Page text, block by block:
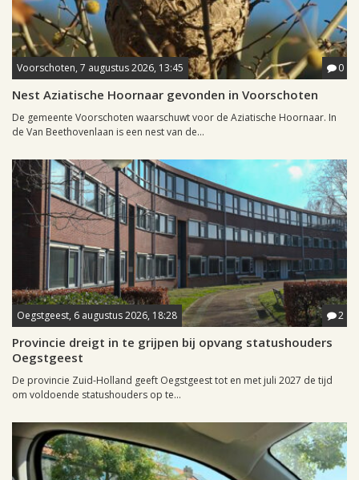
Voorschoten, 7 augustus 2026, 13:45 0
Nest Aziatische Hoornaar gevonden in Voorschoten
De gemeente Voorschoten waarschuwt voor de Aziatische Hoornaar. In
de Van Beethovenlaan is een nest van de...
Oegstgeest, 6 augustus 2026, 18:28 2
Provincie dreigt in te grijpen bij opvang statushouders
Oegstgeest
De provincie Zuid-Holland geeft Oegstgeest tot en met juli 2027 de tijd
om voldoende statushouders op te...